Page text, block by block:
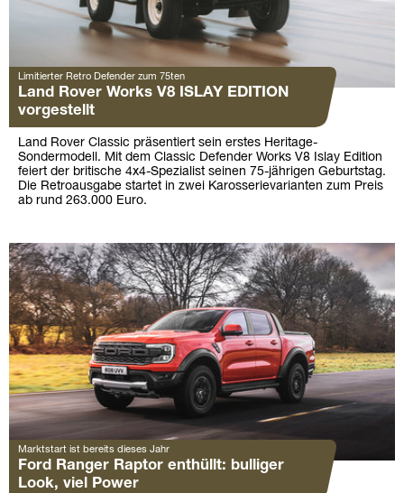
Limitierter Retro Defender zum 75ten
Land Rover Works V8 ISLAY EDITION
vorgestellt
Land Rover Classic präsentiert sein erstes Heritage-
Sondermodell. Mit dem Classic Defender Works V8 Islay Edition
feiert der britische 4x4-Spezialist seinen 75-jährigen Geburtstag.
Die Retroausgabe startet in zwei Karosserievarianten zum Preis
ab rund 263.000 Euro.
Marktstart ist bereits dieses Jahr
Ford Ranger Raptor enthüllt: bulliger
Look, viel Power